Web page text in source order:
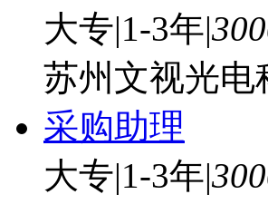
大专|1-3年|
苏州文视光电
采购助理
大专|1-3年|